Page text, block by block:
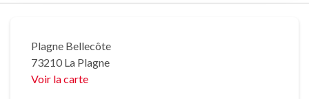
Plagne Bellecôte
73210 La Plagne
Voir la carte